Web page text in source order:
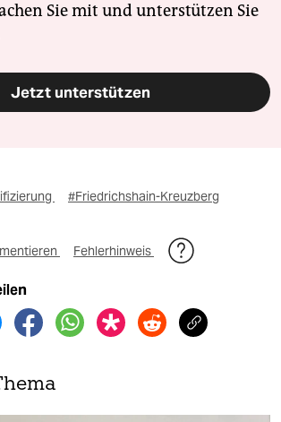
Sie mit und unterstützen Sie
Jetzt unterstützen
#Friedrichshain-Kreuzberg
Fehlerhinweis